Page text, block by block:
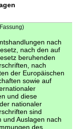
nach
nach den auf
beruhenden
nach
der Europäischen
sowie auf
und diese
nationaler
sind
und Auslagen nach
des